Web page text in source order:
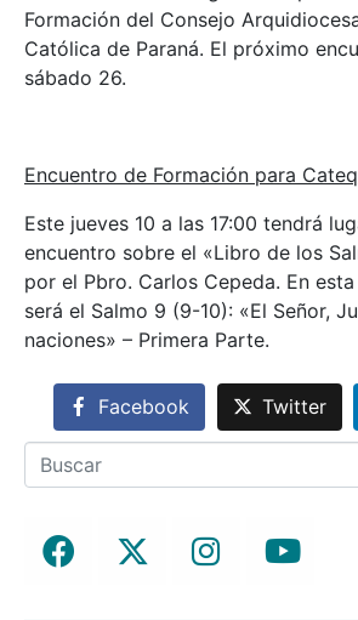
Formación del Consejo
Católica de Paraná. El próximo
sábado 26.
Encuentro de Formación para
Este jueves 10 a las 17:00 tendrá
encuentro sobre el «Libro de los
por el Pbro. Carlos Cepeda. En
será el Salmo 9 (9-10): «El Señor,
naciones» – Primera Parte.
Facebook Twitter